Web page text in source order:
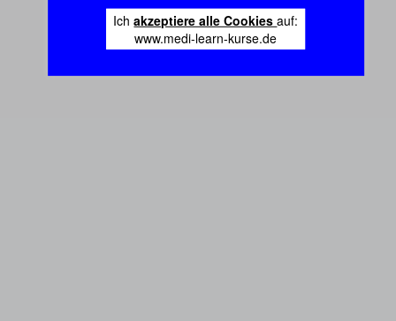
Ichakzeptiere alle Cookiesauf:
www.medi-learn-kurse.de